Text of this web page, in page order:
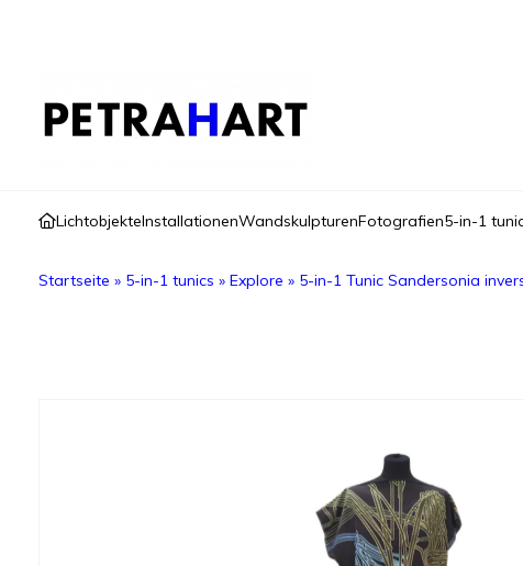
LichtobjekteInstallationenWandskulpturenFotografien5-in-1
Startseite » 5-in-1 tunics » Explore » 5-in-1 Tunic Sandersonia